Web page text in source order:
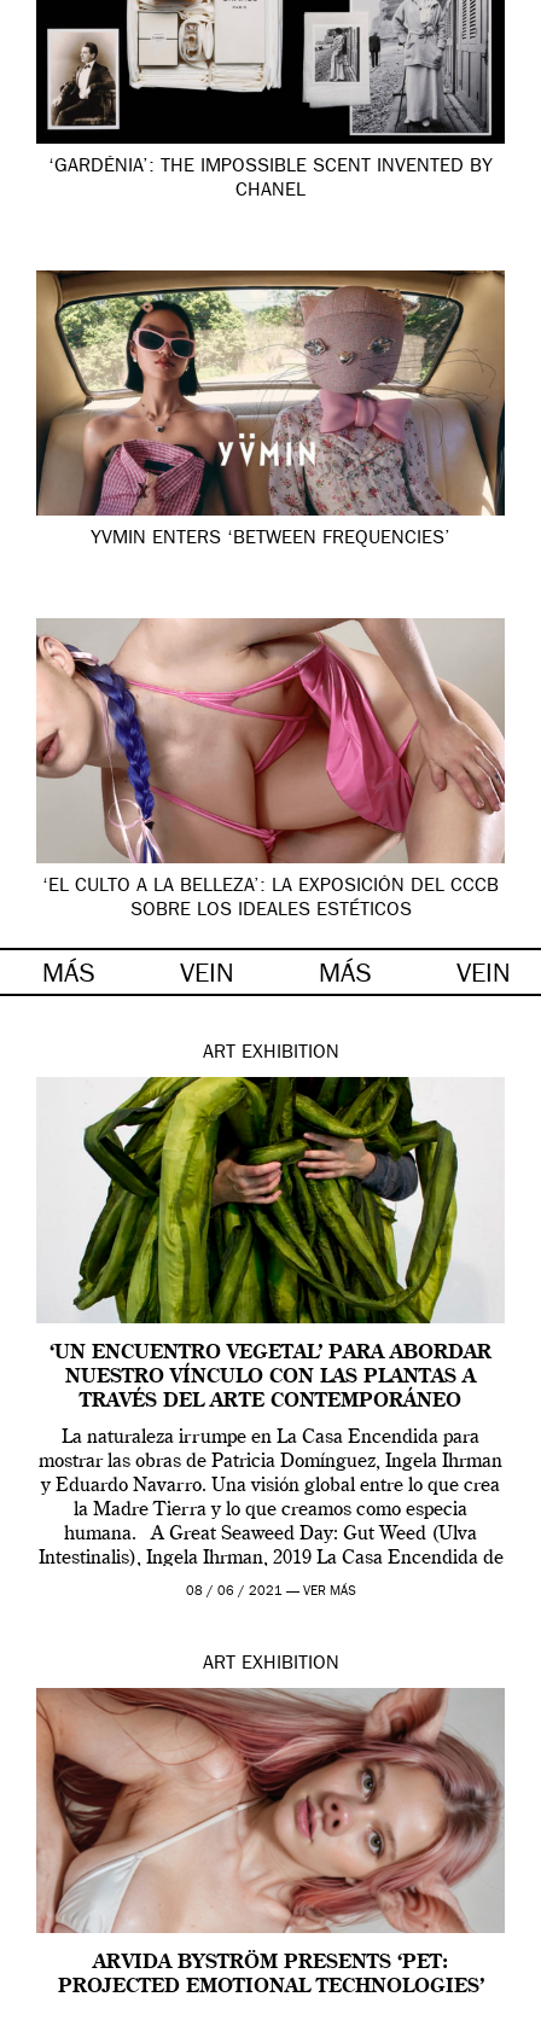
‘GARDÉNIA’: THE IMPOSSIBLE SCENT INVENTED BY
CHANEL
YVMIN ENTERS ‘BETWEEN FREQUENCIES’
‘EL CULTO A LA BELLEZA’: LA EXPOSICIÓN DEL CCCB
SOBRE LOS IDEALES ESTÉTICOS
MÁS VEIN MÁS VEIN
ART EXHIBITION
‘UN ENCUENTRO VEGETAL’ PARA ABORDAR
NUESTRO VÍNCULO CON LAS PLANTAS A
TRAVÉS DEL ARTE CONTEMPORÁNEO
La naturaleza irrumpe en La Casa Encendida para
mostrar las obras de Patricia Domínguez, Ingela Ihrman
y Eduardo Navarro. Una visión global entre lo que crea
la Madre Tierra y lo que creamos como especia
humana. A Great Seaweed Day: Gut Weed (Ulva
Intestinalis), Ingela Ihrman, 2019 La Casa Encendida de
Madrid y la Wellcome […]
08 / 06 / 2021 — VER MÁS
ART EXHIBITION
ARVIDA BYSTRÖM PRESENTS ‘PET:
PROJECTED EMOTIONAL TECHNOLOGIES’